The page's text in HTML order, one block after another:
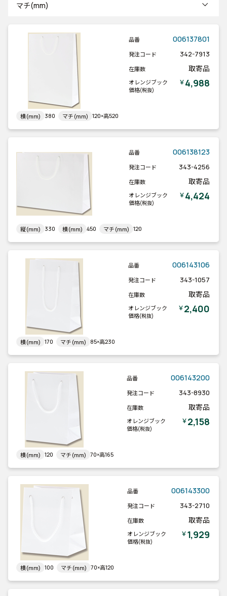
マチ(mm)
品番 006137801
発注コード 342-7913
在庫数 取寄品
オレンジブック
価格(税抜)
￥4,988
横(mm) 380 マチ(mm) 120×高520
品番 006138123
発注コード 343-4256
在庫数 取寄品
オレンジブック
価格(税抜)
￥4,424
縦(mm) 330 横(mm) 450 マチ(mm) 120
品番 006143106
発注コード 343-1057
在庫数 取寄品
オレンジブック
価格(税抜)
￥2,400
横(mm) 170 マチ(mm) 85×高230
品番 006143200
発注コード 343-8930
在庫数 取寄品
オレンジブック
価格(税抜)
￥2,158
横(mm) 120 マチ(mm) 70×高165
品番 006143300
発注コード 343-2710
在庫数 取寄品
オレンジブック
価格(税抜)
￥1,929
横(mm) 100 マチ(mm) 70×高120